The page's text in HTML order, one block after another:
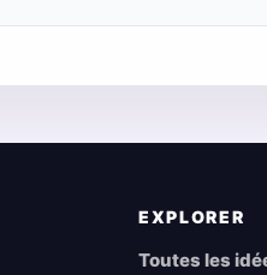
EXPLORER
Toutes les